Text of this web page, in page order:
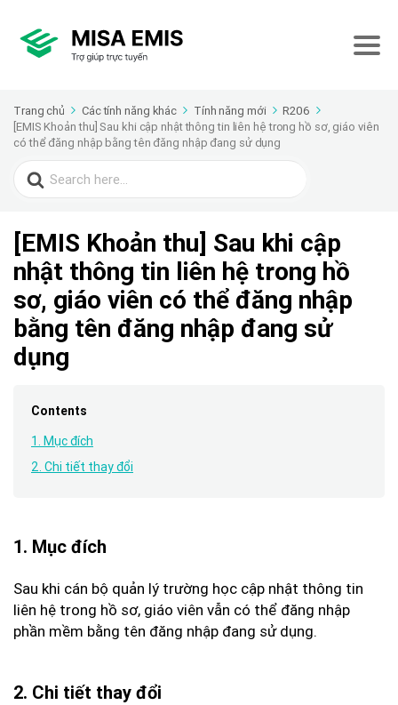
Trang chủ Các tính năng khác Tính năng mới
R206
[EMIS Khoản thu] Sau khi cập nhật thông tin liên hệ trong hồ sơ, giáo viên
có thể đăng nhập bằng tên đăng nhập đang sử dụng
Search
for:
[EMIS Khoản thu] Sau khi cập
nhật thông tin liên hệ trong hồ
sơ, giáo viên có thể đăng nhập
bằng tên đăng nhập đang sử
dụng
Contents
1. Mục đích
2. Chi tiết thay đổi
1. Mục đích
Sau khi cán bộ quản lý trường học cập nhật thông tin
liên hệ trong hồ sơ, giáo viên vẫn có thể đăng nhập
phần mềm bằng tên đăng nhập đang sử dụng.
2. Chi tiết thay đổi